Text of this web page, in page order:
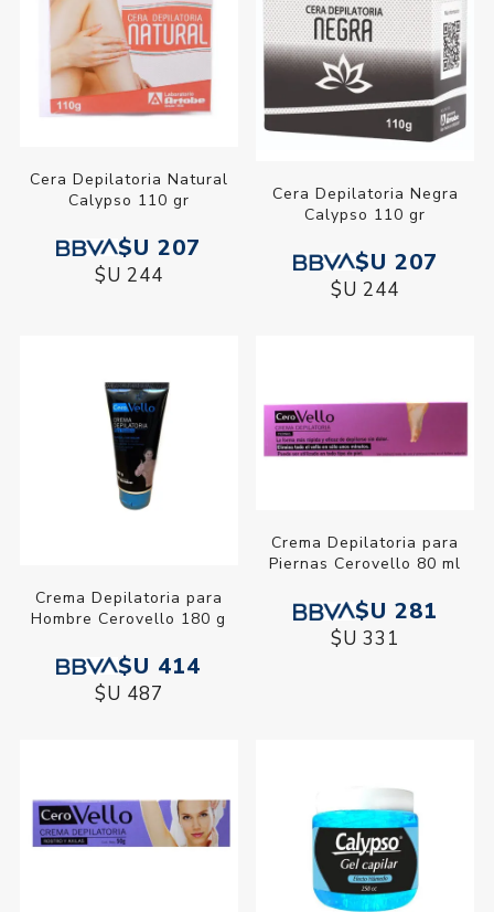
Cera Depilatoria Natural
Calypso 110 gr
$U 207
$U 244
Cera Depilatoria Negra
Calypso 110 gr
$U 207
$U 244
Crema Depilatoria para
Hombre Cerovello 180 g
$U 414
$U 487
Crema Depilatoria para
Piernas Cerovello 80 ml
$U 281
$U 331